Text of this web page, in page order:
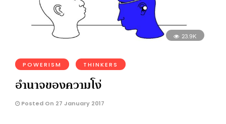
23.9K
POWERISM THINKERS
อำนาจของความโง่
Posted On 27 January 2017